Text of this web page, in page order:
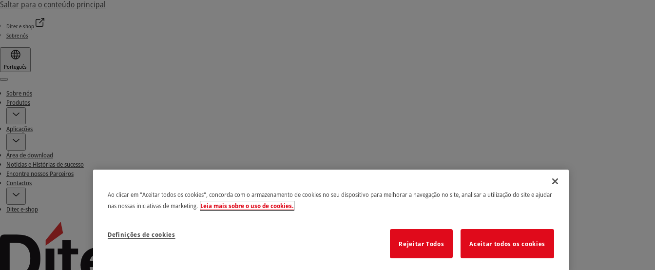
Saltar para o conteúdo principal
Ditec e-shop
Sobre nós
Português
Menu
Sobre nós
Produtos
Aplicações
Área de download
Notícias e Histórias de sucesso
Encontre nossos Parceiros
Contactos
Ditec e-shop
Ao clicar em "Aceitar todos os cookies", concorda com o armazenamento de cookies no seu dispositivo para melhorar a navegação no site, analisar a utilização do site e ajudar
nas nossas iniciativas de marketing. Leia mais sobre o uso de cookies.
Rejeitar Todos Aceitar todos os cookies
Definições de cookies